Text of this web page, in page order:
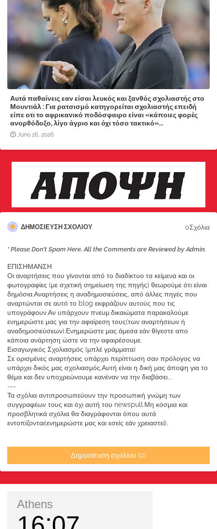
Αυτά παθαίνεις εαν είσαι λευκός και ξανθός σχολιαστής στο
Μουντιάλ : Για ρατσισμό κατηγορείται σχολιαστής επειδή
είπε οτι το αφρικανικό ποδόσφαιρο είναι «κάποιες φορές
ανορθόδοξο, λίγο άγριο και όχι τόσο τακτικό»...
June 26, 2026
ΔΗΜΟΣΊΕΥΣΗ ΣΧΟΛΊΟΥ 0Σχόλια
* Please Don't Spam Here. All the Comments are Reviewed by Admin.
ΕΠΙΣΗΜΑΝΣΗ
Οι αναρτήσεις που γίνονται από το διαδίκτυο τα κείμενα και οι
φωτογραφίες (με σχετική σημείωση της πηγής) θεωρούμε ότι είναι
δημόσια.Αναρτήσεις η αναδημοσιεύσεις, από άλλες πηγές που
αναρτώνται σε αυτό το blog εκφράζουν αυτούς που τις
υπογράφουν.Αν υπάρχουν πνευμ.δικαιώματα παρακαλούμε
ενημερώστε μας για την αφαίρεση τους(των αναρτήσεων ή
αναδημοσιεύσεων).Ενημερώστε μας άμεσα εάν θίγεστε απο
κάποια ανάρτηση ώστε να την αφαιρέσουμε.
Εισαγωγικός Σχολιασμός (μπλέ γράμματα)
Σε ορισμένες αναρτήσεις υπάρχει περίπτωση σαν πρόλογος να
υπάρχει δικός μας σχολιασμός.Αυτή είναι η δική μας άποψη για το
θέμα και δεν υποχρεώνουμε κανέναν να την διαβάσει...
---
Τα σχόλια αντιπροσωπεύουν την προσωπική γνώμη των
συγγραφέων τους και όχι αυτή του newspull.Μη κόσμια και
προσβλητικά σχόλια θα διαγράφονται όπου αυτά
εντοπίζονται(ενημερώστε μας και εσείς εάν χρειαστεί).
Δημοσίευση σχολίου (0)
Athens